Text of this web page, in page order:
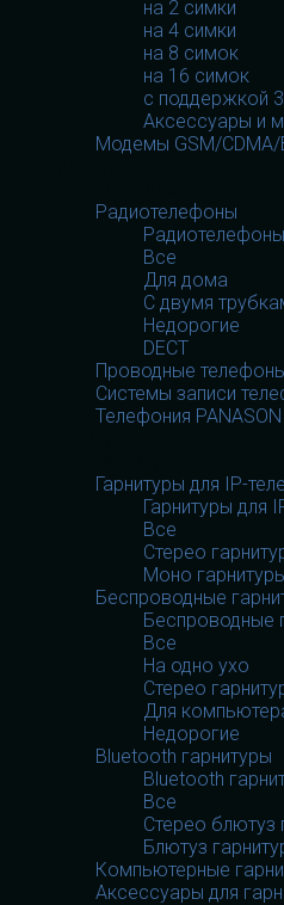
на 2 симки
на 4 симки
на 8 симок
на 16 симок
с поддержкой
Аксессуары и
Модемы GSM/CDMA/
Радиотелефоны
Радиотелефоны
Все
Для дома
С двумя
Недорогие
DECT
Проводные
Системы записи
Телефония
Гарнитуры для IP-
Гарнитуры для
Все
Стерео
Моно
Беспроводные
Беспроводные
Все
На одно ухо
Стерео
Для
Недорогие
Bluetooth гарнитуры
Bluetooth
Все
Стерео блютуз
Блютуз
Компьютерные
Аксессуары для